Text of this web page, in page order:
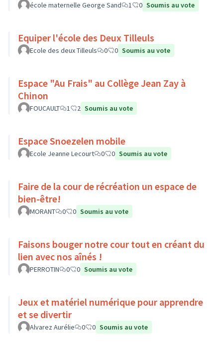
école maternelle George Sand 1 0 Soumis au vote
Equiper l'école des Deux Tilleuls
Ecole des deux Tilleuls 0 0 Soumis au vote
Espace "Au Frais" au Collège Jean Zay à
Chinon
FOUCAULT 1 2 Soumis au vote
Espace Snoezelen mobile
Ecole Jeanne Lecourt 0 0 Soumis au vote
Faire de la cour de récréation un espace de
bien-être!
MORANT 0 0 Soumis au vote
Faisons bouger notre cour tout en créant du
lien avec nos aînés !
PERROTIN 0 0 Soumis au vote
Jeux et matériel numérique pour apprendre
et se divertir
Alvarez Aurélie 0 0 Soumis au vote